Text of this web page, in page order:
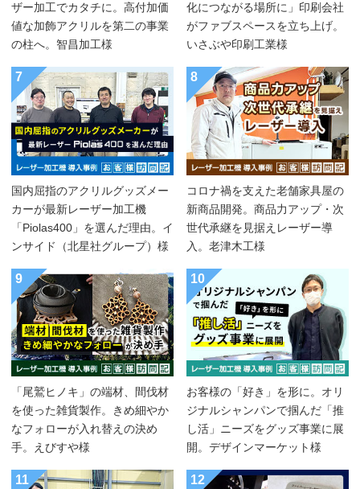
ザー加工でカタチに。高付加価
値な加飾アクリルを第二の事業
の柱へ。智昌加工様
化につながる場所に」印刷会社
がファブスペースを立ち上げ。
いさぶや印刷工業様
7
国内屈指のアクリルグッズメー
カーが最新レーザー加工機
「Piolas400」を選んだ理由。イ
ンサイド（北星社グループ）様
8
コロナ禍を支えた老舗家具屋の
新商品開発。商品力アップ・次
世代承継を見据えレーザー導
入。老津木工様
9
「尾鷲ヒノキ」の端材、間伐材
を使った雑貨製作。きめ細やか
なフォローが入れ替えの決め
手。えびすや様
10
お客様の「好き」を形に。オリ
ジナルシャンパンで掴んだ「推
し活」ニーズをグッズ事業に展
開。デザインマーケット様
11 12